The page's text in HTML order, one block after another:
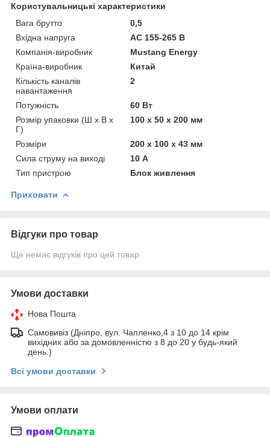
Користувальницькі характеристики
Вага брутто
0,5
Вхідна напруга
AC 155-265 В
Компанія-виробник
Mustang Energy
Країна-виробник
Китай
Кількість каналів
навантаження
2
Потужність
60 Вт
Розмір упаковки (Ш х В х
Г)
100 x 50 x 200 мм
Розміри
200 х 100 х 43 мм
Сила струму на виході
10 А
Тип пристрою
Блок живлення
Приховати
Відгуки про товар
Ще немає відгуків про цей товар
Умови доставки
Нова Пошта
Самовивіз (Дніпро, вул. Чапленко,4 з 10 до 14 крім
вихідних або за домовленністю з 8 до 20 у будь-який
день.)
Всі умови доставки
Умови оплати